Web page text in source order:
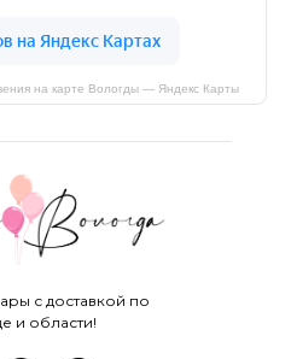
на карте Вологды — Яндекс Карты
с доставкой по
и области!